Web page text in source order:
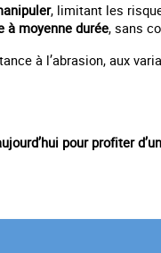
, limitant les
à moyenne durée, sans
à l’abrasion, aux
pour profiter